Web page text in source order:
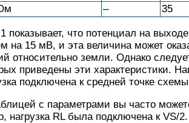
– 35
показывает, что потенциал на
на 15 мВ, и эта величина может
относительно земли. Однако
приведены эти характеристики.
подключена к средней точке
с параметрами вы часто
нагрузка RL была подключена к VS/2.